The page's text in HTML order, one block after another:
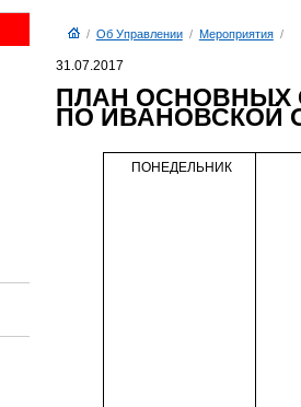
/ Об Управлении/ Мероприятия/
31.07.2017
ПЛАН ОСНОВНЫХ
ПО ИВАНОВСКОЙ
ПОНЕДЕЛЬНИК